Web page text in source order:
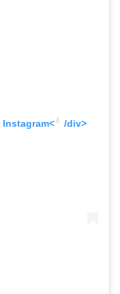
Instagram<💧 /div>